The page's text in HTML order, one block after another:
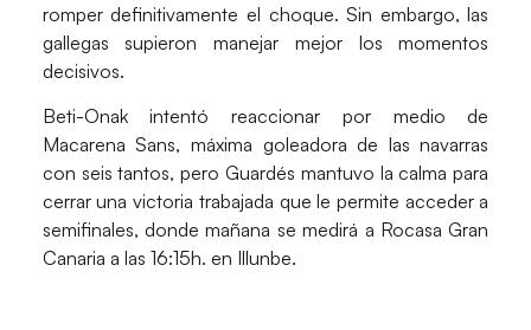
romper definitivamente el choque. Sin embargo, las
gallegas supieron manejar mejor los momentos
decisivos.
Beti-Onak intentó reaccionar por medio de
Macarena Sans, máxima goleadora de las navarras
con seis tantos, pero Guardés mantuvo la calma para
cerrar una victoria trabajada que le permite acceder a
semifinales, donde mañana se medirá a Rocasa Gran
Canaria a las 16:15h. en Illunbe.